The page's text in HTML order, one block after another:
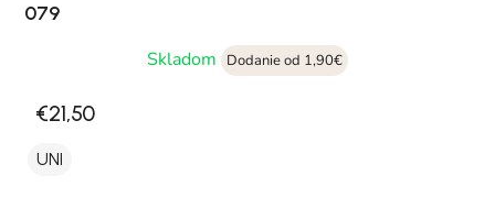
079
Skladom
Dodanie od 1,90€
€21,50
UNI